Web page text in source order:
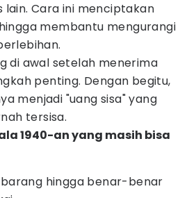
lain. Cara ini menciptakan
membantu mengurangi
di awal setelah menerima
penting. Dengan begitu,
menjadi "uang sisa" yang
tersisa.
1940-an yang masih bisa
hingga benar-benar